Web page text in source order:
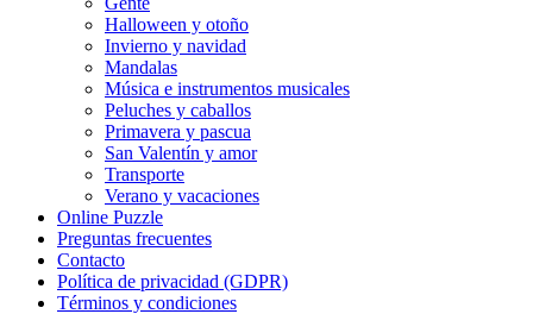
Frutas y vegetales
Halloween y otoño
Invierno y navidad
Mandalas
Música e instrumentos musicales
Halloween y otoño
Invierno y navidad
Mandalas
Música e instrumentos musicales
Peluches y caballos
Primavera y pascua
San Valentín y amor
Transporte
Verano y vacaciones
Online Puzzle
Preguntas frecuentes
Contacto
Política de privacidad (GDPR)
Términos y condiciones